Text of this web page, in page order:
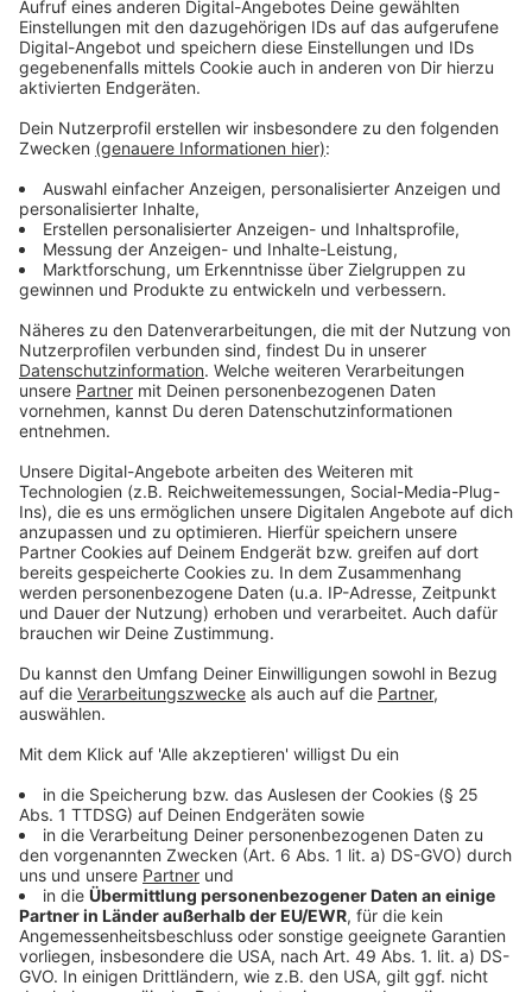
Bei unserem Talk im Behnisch Haus geht es darum in
entspannter Atmosphäre Euren Ideen einen Raum zu
geben. Bei Kaffee und Kuchen möchten wir Eure
Perspektiven und Anregungen hören. Vielleicht lässt
sich genau Deine Idee ja in die Tat umsetzen?
Anzeige
Peter Hoebertz spricht...
Anzeige
Einer, der in Krefeld schon viele Ideen hatte und die
erfolgreich umgesetzt hat, ist Peter Hoebertz. Seine
Bubbelmärkte sind inszwischen in verschiedenen
Krefelder Stadtteilen erfolgreich. Er macht also, statt
zu meckern. Seine Sicht auf die Dinge, seine Ideen und
Impulse, die hören wir beim Talk im Behnisch Haus.
Anzeige
Seid dabei!
Anzeige
Wenn Ihr dabei sein wollt, dann meldet Euch noch
kostenlos an.Das geht ganz einfach online auf
Eventbrite.de